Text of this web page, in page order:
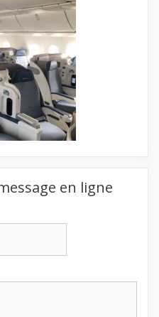
en ligne